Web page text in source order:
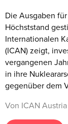
Die Ausgaben
Höchststand
Internationalen
(ICAN) zeigt,
vergangenen
in ihre
gegenüber dem
Von ICAN Austria